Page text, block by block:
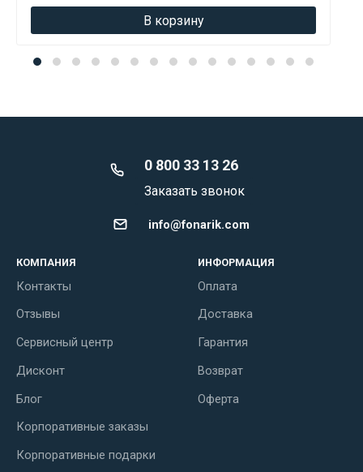
В корзину
0 800 33 13 26
Заказать звонок
info@fonarik.com
КОМПАНИЯ
Контакты
Отзывы
Сервисный центр
Дисконт
Блог
Корпоративные заказы
Корпоративные подарки
ИНФОРМАЦИЯ
Оплата
Доставка
Гарантия
Возврат
Оферта